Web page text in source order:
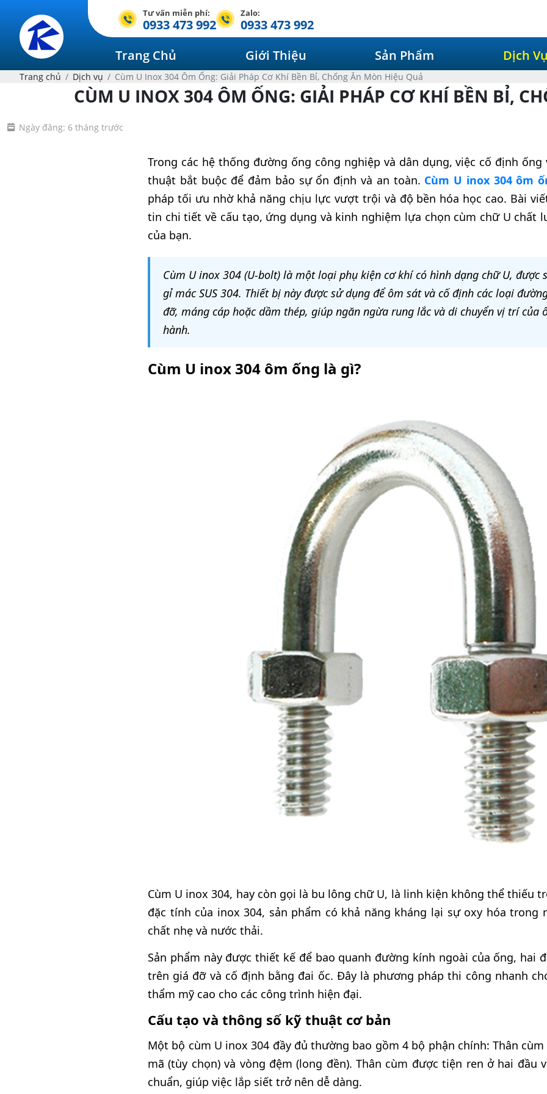
Tư vấn miễn phí:
0933 473 992
Zalo:
0933 473 992
Trang Chủ
Giới Thiệu Sản Phẩm Dịch
Trang chủ Dịch vụ Cùm U Inox 304 Ôm Ống: Giải Pháp Cơ Khí Bền Bỉ, Chống Ăn Mòn Hiệu Quả
CÙM U INOX 304 ÔM ỐNG: GIẢI PHÁP CƠ KHÍ BỀN BỈ,
Ngày đăng: 6 tháng trước
Trong các hệ thống đường ống công nghiệp và dân dụng, việc cố định ống
thuật bắt buộc để đảm bảo sự ổn định và an toàn. Cùm U inox 304 ôm
pháp tối ưu nhờ khả năng chịu lực vượt trội và độ bền hóa học cao. Bài
tin chi tiết về cấu tạo, ứng dụng và kinh nghiệm lựa chọn cùm chữ U chất
của bạn.
Cùm U inox 304 (U-bolt) là một loại phụ kiện cơ khí có hình dạng chữ U, được
gỉ mác SUS 304. Thiết bị này được sử dụng để ôm sát và cố định các loại
đỡ, máng cáp hoặc dầm thép, giúp ngăn ngừa rung lắc và di chuyển vị trí của
hành.
Cùm U inox 304 ôm ống là gì?
Cùm U inox 304, hay còn gọi là bu lông chữ U, là linh kiện không thể thiếu
đặc tính của inox 304, sản phẩm có khả năng kháng lại sự oxy hóa
chất nhẹ và nước thải.
Sản phẩm này được thiết kế để bao quanh đường kính ngoài của ống, hai
trên giá đỡ và cố định bằng đai ốc. Đây là phương pháp thi công nhanh
thẩm mỹ cao cho các công trình hiện đại.
Cấu tạo và thông số kỹ thuật cơ bản
Một bộ cùm U inox 304 đầy đủ thường bao gồm 4 bộ phận chính: Thân cùm
mã (tùy chọn) và vòng đệm (long đền). Thân cùm được tiện ren ở hai đầu
chuẩn, giúp việc lắp siết trở nên dễ dàng.